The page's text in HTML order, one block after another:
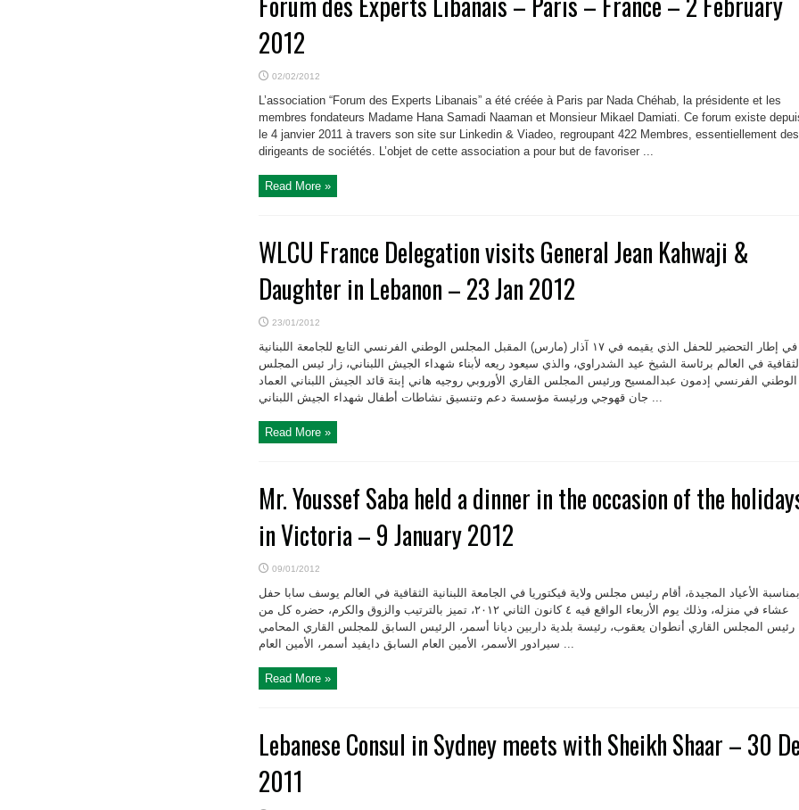
2012
02/02/2012
L’association “Forum des Experts Libanais” a été créée à Paris par Nada Chéhab, la présidente et les
membres fondateurs Madame Hana Samadi Naaman et Monsieur Mikael Damiati. Ce forum existe
le 4 janvier 2011 à travers son site sur Linkedin & Viadeo, regroupant 422 Membres, essentiellement des
dirigeants de sociétés. L’objet de cette association a pour but de favoriser ...
Read More »
WLCU France Delegation visits General Jean Kahwaji &
Daughter in Lebanon – 23 Jan 2012
23/01/2012
في إطار التحضير للحفل الذي يقيمه في ۱٧ آذار (مارس) المقبل المجلس الوطني الفرنسي التابع للجامعة اللبنانية
الثقافية في العالم برئاسة الشيخ عيد الشدراوي، والذي سيعود ريعه لأبناء شهداء الجيش اللبناني، زار ئيس المجلس
الوطني الفرنسي إدمون عبدالمسيح ورئيس المجلس القاري الأوروبي روجيه هاني إبنة قائد الجيش اللبناني العماد
جان قهوجي ورئيسة مؤسسة دعم وتنسيق نشاطات أطفال شهداء الجيش اللبناني ...
Read More »
Mr. Youssef Saba held a dinner in the occasion of the
in Victoria – 9 January 2012
09/01/2012
بمناسبة الأعياد المجيدة، أقام رئيس مجلس ولاية فيكتوريا في الجامعة اللبنانية الثقافية في العالم يوسف سابا حفل
عشاء في منزله، وذلك يوم الأربعاء الواقع فيه ٤ كانون الثاني ٢٠۱٢، تميز بالترتيب والزوق والكرم، حضره كل من
رئيس المجلس القاري أنطوان يعقوب، رئيسة بلدية داربين ديانا أسمر، الرئيس السابق للمجلس القاري المحامي
سيرادور الأسمر، الأمين العام السابق دايفيد أسمر، الأمين العام ...
Read More »
Lebanese Consul in Sydney meets with Sheikh Shaar – 30
2011